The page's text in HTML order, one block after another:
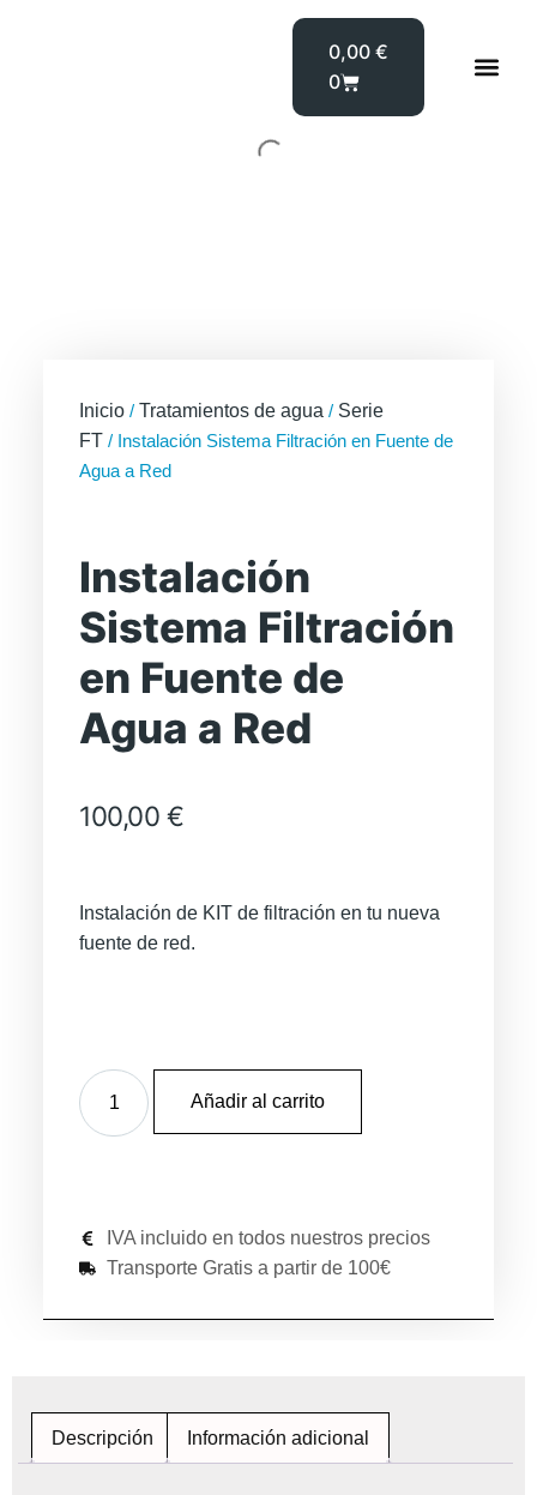
0,00 €
0
Inicio /Tratamientos de agua / Serie
FT / Instalación Sistema Filtración en Fuente de
Agua a Red
Instalación
Sistema Filtración
en Fuente de
Agua a Red
100,00 €
Instalación de KIT de filtración en tu nueva
fuente de red.
Añadir al carrito
IVA incluido en todos nuestros precios
Transporte Gratis a partir de 100€
Descripción Información adicional